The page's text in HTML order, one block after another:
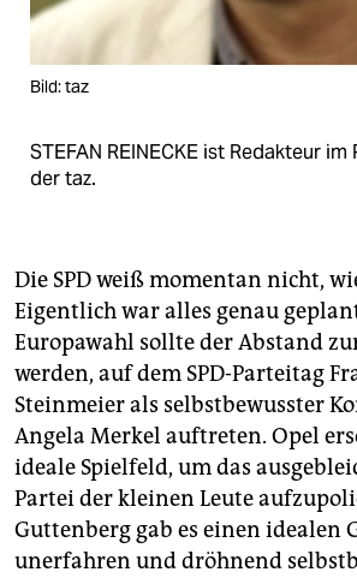
epaper login
Bild: taz
STEFAN REINECKE ist Redakteur
der taz.
Die SPD weiß momentan nicht,
Eigentlich war alles genau
Europawahl sollte der Abstand
werden, auf dem SPD-Parteitag
Steinmeier als selbstbewusster
Angela Merkel auftreten. Opel
ideale Spielfeld, um das
Partei der kleinen Leute
Guttenberg gab es einen idealen
unerfahren und dröhnend